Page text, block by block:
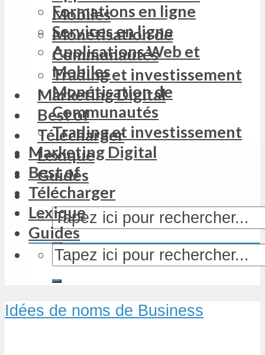
Mobiles
Monétisation de
Communautés
Trading et investissement
Marketing Digital
Best of
Télécharger
Lexique
Guides
Formations en ligne
Services en ligne
Applications Web et
Mobiles
Monétisation de
Communautés
Trading et investissement
Marketing Digital
Best of
Télécharger
Lexique
Guides
Idées de noms de Business